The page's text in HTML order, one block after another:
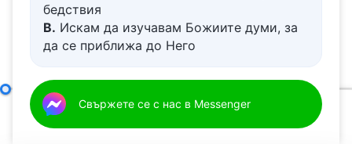
бедствия
В. Искам да изучавам Божиите думи, за
да се приближа до Него
живот
Д.Имам молба за молитва
Свържете се с нас в Messenger (Втора